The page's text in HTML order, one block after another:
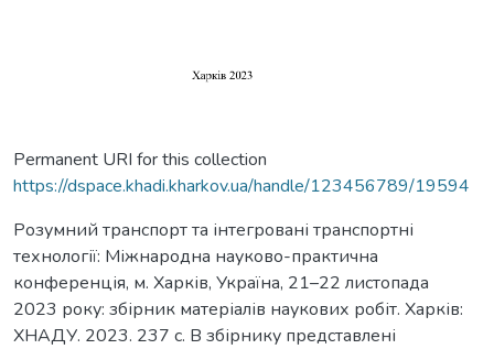
Permanent URI for this collection
https://dspace.khadi.kharkov.ua/handle/123456789/19594
Розумний транспорт та інтегровані транспортні
технології: Міжнародна науково-практична
конференція, м. Харків, Україна, 21–22 листопада
2023 року: збірник матеріалів наукових робіт. Харків:
ХНАДУ. 2023. 237 с. В збірнику представлені